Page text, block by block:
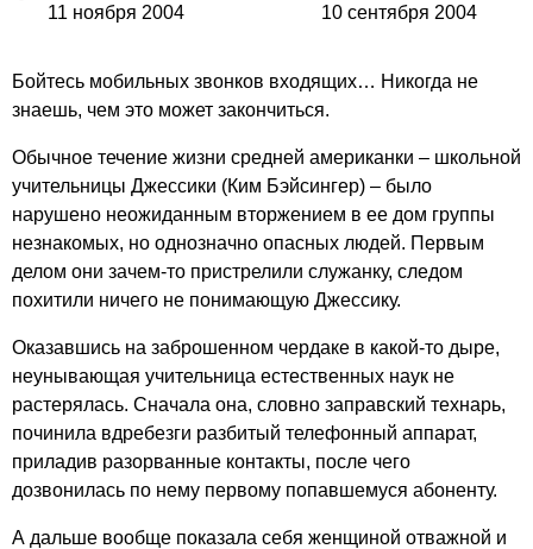
11 ноября 2004
10 сентября 2004
Бойтесь мобильных звонков входящих… Никогда не
знаешь, чем это может закончиться.
Обычное течение жизни средней американки – школьной
учительницы Джессики (Ким Бэйсингер) – было
нарушено неожиданным вторжением в ее дом группы
незнакомых, но однозначно опасных людей. Первым
делом они зачем-то пристрелили служанку, следом
похитили ничего не понимающую Джессику.
Оказавшись на заброшенном чердаке в какой-то дыре,
неунывающая учительница естественных наук не
растерялась. Сначала она, словно заправский технарь,
починила вдребезги разбитый телефонный аппарат,
приладив разорванные контакты, после чего
дозвонилась по нему первому попавшемуся абоненту.
А дальше вообще показала себя женщиной отважной и